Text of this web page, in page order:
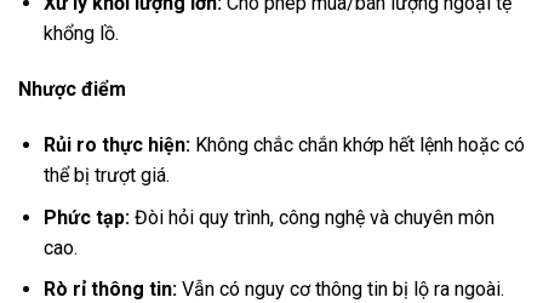
khổng lồ.
Nhược điểm
Rủi ro thực hiện:Không chắc chắn khớp hết lệnh hoặc có
thể bị trượt giá.
Phức tạp:Đòi hỏi quy trình, công nghệ và chuyên môn
cao.
Rò rỉ thông tin:Vẫn có nguy cơ thông tin bị lộ ra ngoài.